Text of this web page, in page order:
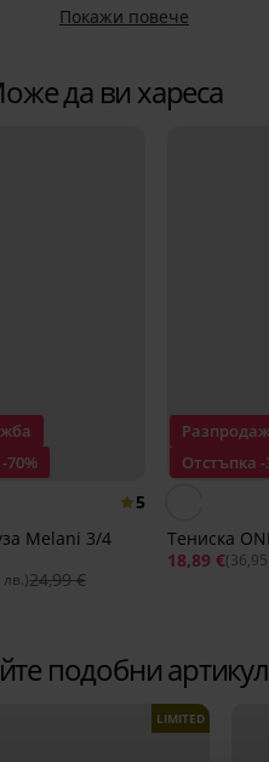
Покажи повече
да ви хареса
70%
5
Melani 3/4
24,99 €
Отстъпка -
Тениска
18,89 €
подобни
LIMITED